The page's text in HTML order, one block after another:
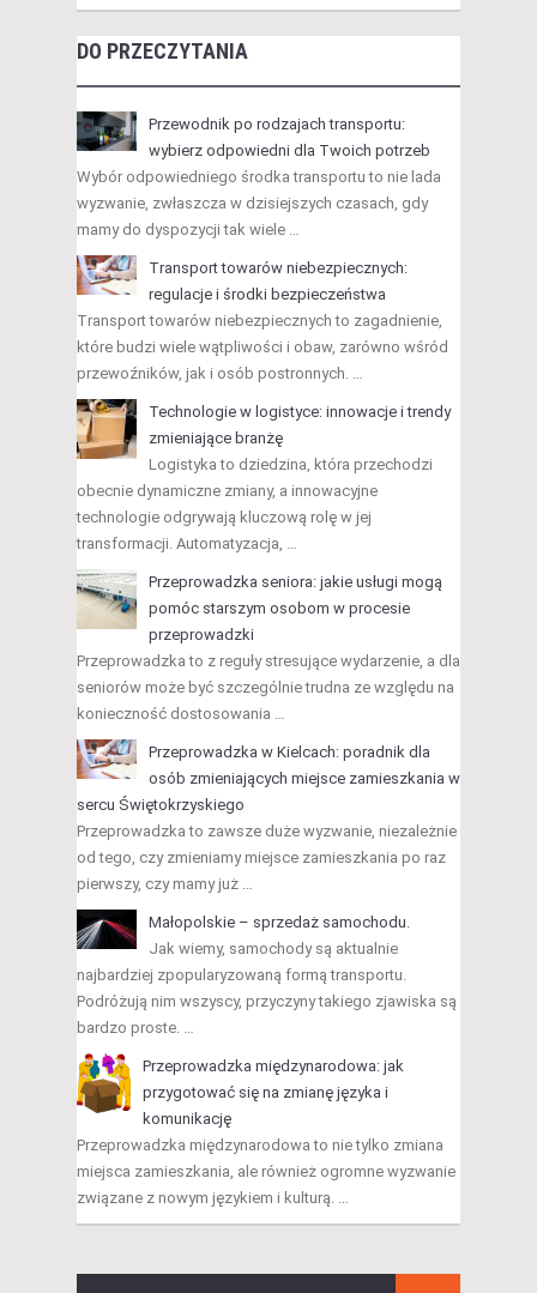
DO PRZECZYTANIA
Przewodnik po rodzajach transportu:
wybierz odpowiedni dla Twoich potrzeb
Wybór odpowiedniego środka transportu to nie lada
wyzwanie, zwłaszcza w dzisiejszych czasach, gdy
mamy do dyspozycji tak wiele …
Transport towarów niebezpiecznych:
regulacje i środki bezpieczeństwa
Transport towarów niebezpiecznych to zagadnienie,
które budzi wiele wątpliwości i obaw, zarówno wśród
przewoźników, jak i osób postronnych. …
Technologie w logistyce: innowacje i trendy
zmieniające branżę
Logistyka to dziedzina, która przechodzi
obecnie dynamiczne zmiany, a innowacyjne
technologie odgrywają kluczową rolę w jej
transformacji. Automatyzacja, …
Przeprowadzka seniora: jakie usługi mogą
pomóc starszym osobom w procesie
przeprowadzki
Przeprowadzka to z reguły stresujące wydarzenie, a dla
seniorów może być szczególnie trudna ze względu na
konieczność dostosowania …
Przeprowadzka w Kielcach: poradnik dla
osób zmieniających miejsce zamieszkania w
sercu Świętokrzyskiego
Przeprowadzka to zawsze duże wyzwanie, niezależnie
od tego, czy zmieniamy miejsce zamieszkania po raz
pierwszy, czy mamy już …
Małopolskie – sprzedaż samochodu.
Jak wiemy, samochody są aktualnie
najbardziej zpopularyzowaną formą transportu.
Podróżują nim wszyscy, przyczyny takiego zjawiska są
bardzo proste. …
Przeprowadzka międzynarodowa: jak
przygotować się na zmianę języka i
komunikację
Przeprowadzka międzynarodowa to nie tylko zmiana
miejsca zamieszkania, ale również ogromne wyzwanie
związane z nowym językiem i kulturą. …